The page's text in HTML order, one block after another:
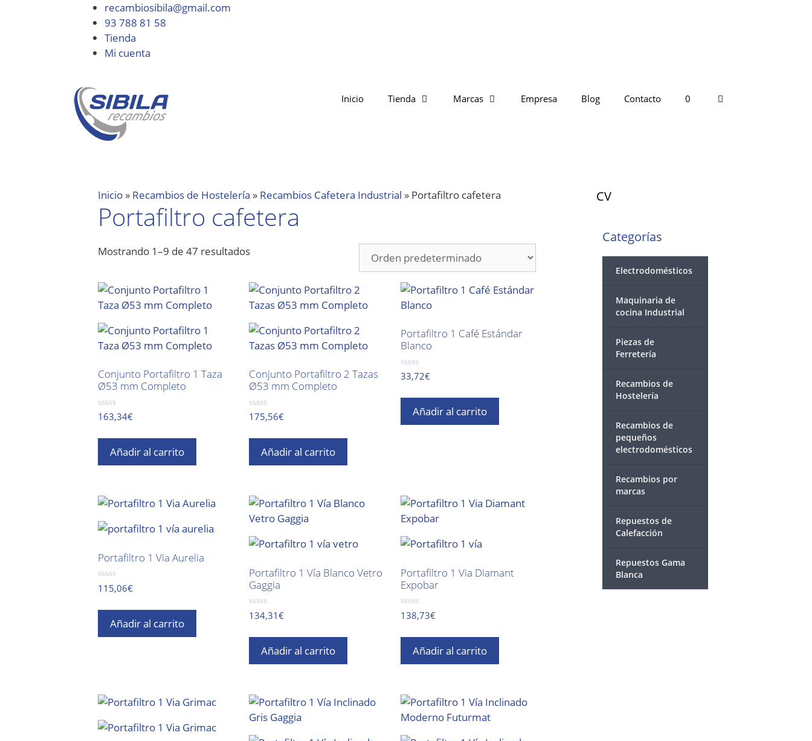
recambiosibila@gmail.com
93 788 81 58
Tienda
Mi cuenta
Inicio Tienda Marcas Empresa Blog Contacto 0
Inicio » Recambios de Hostelería » Recambios Cafetera Industrial » Portafiltro cafetera
Portafiltro cafetera
Mostrando 1–9 de 47 resultados
Conjunto Portafiltro 1 Taza
Ø53 mm Completo
0
d
5
163,34€
Añadir al carrito
Conjunto Portafiltro 2 Tazas
Ø53 mm Completo
0
d
5
175,56€
Añadir al carrito
Portafiltro 1 Café Estándar
Blanco
0
d
5
33,72€
Añadir al carrito
Portafiltro 1 Via Aurelia
0
d
5
115,06€
Añadir al carrito
Portafiltro 1 Vía Blanco Vetro
Gaggia
0
d
5
134,31€
Añadir al carrito
Portafiltro 1 Via Diamant
Expobar
0
d
5
138,73€
Añadir al carrito
CV
Categorías
Electrodomésticos
Maquinaria de
cocina Industrial
Piezas de
Ferretería
Recambios de
Hostelería
Recambios de
pequeños
electrodomésticos
Recambios por
marcas
Repuestos de
Calefacción
Repuestos Gama
Blanca